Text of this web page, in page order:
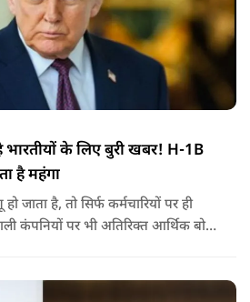
भारतीयों के लिए बुरी खबर! H-1B
है महंगा
जाता है, तो सिर्फ कर्मचारियों पर ही
कंपनियों पर भी अतिरिक्त आर्थिक बोझ
कराते हैं.